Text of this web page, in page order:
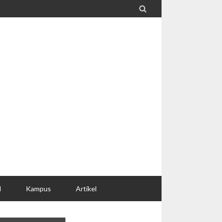

Kampus Artikel